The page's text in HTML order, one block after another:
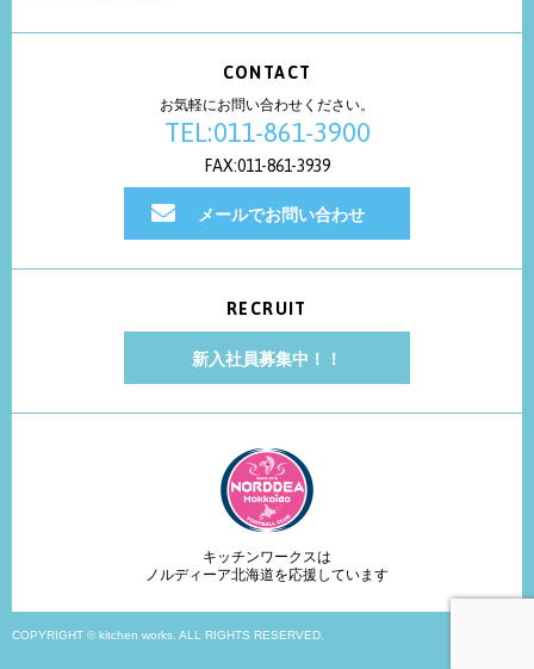
CONTACT
お気軽にお問い合わせください。
TEL:011-861-3900
FAX:011-861-3939
メールでお問い合わせ
RECRUIT
新入社員募集中！！
キッチンワークスは
ノルディーア北海道を応援しています
COPYRIGHT © kitchen works. ALL RIGHTS RESERVED.